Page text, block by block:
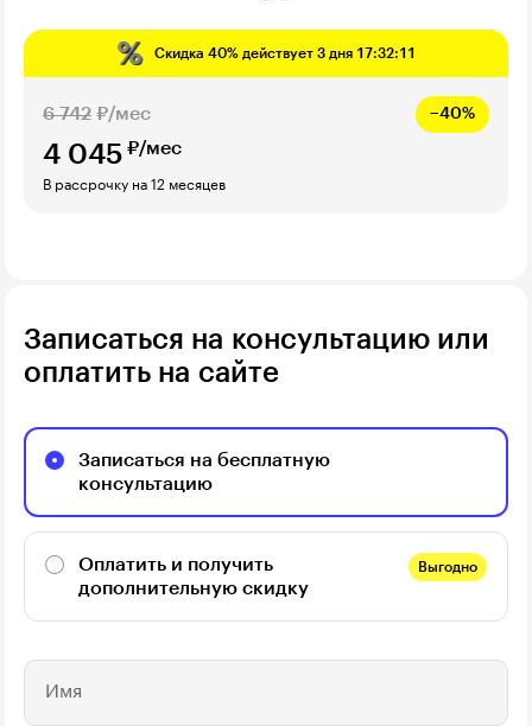
Скидка 40% действует 3 дня 17:32:10
6 742 ₽/мес −40%
4 045 ₽/мес
В рассрочку на 12 месяцев
Записаться на консультацию или
оплатить на сайте
Записаться на бесплатную
консультацию
Оплатить и получить
дополнительную скидку
Выгодно
Имя